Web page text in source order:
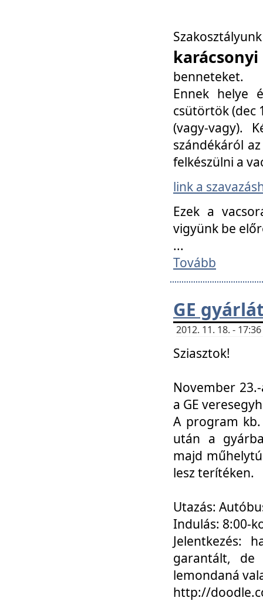
benneteket.
Ennek helye
csütörtök (dec
(vagy-vagy).
szándékáról
felkészülni a
link a
Ezek a
vigyünk be
...
Tovább
GE
2012. 11. 18. -
Sziasztok!
November
a GE
A program
után a
majd
lesz terítéken.
Utazás:
Indulás: 8:00-
Jelentkezés:
garantált, de
lemondaná
http://